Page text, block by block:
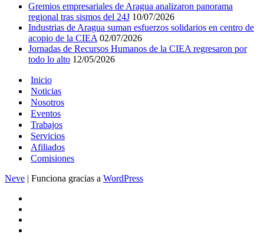
Gremios empresariales de Aragua analizaron panorama
regional tras sismos del 24J 10/07/2026
Industrias de Aragua suman esfuerzos solidarios en centro de
acopio de la CIEA 02/07/2026
Jornadas de Recursos Humanos de la CIEA regresaron por
todo lo alto 12/05/2026
Inicio
Noticias
Nosotros
Eventos
Trabajos
Servicios
Afiliados
Comisiones
Neve | Funciona gracias a WordPress